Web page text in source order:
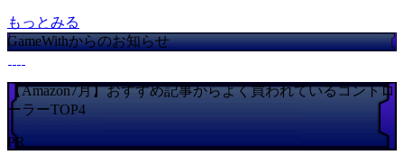
もっとみる
GameWithからのお知らせ
【Amazon7月】おすすめ記事からよく買われているコントロ
ーラーTOP4
PR